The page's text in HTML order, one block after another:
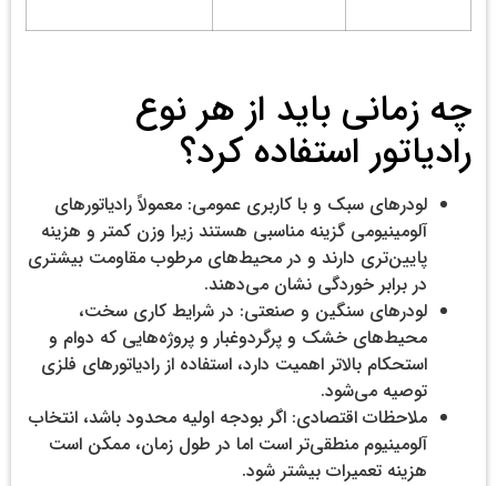
چه زمانی باید از هر نوع
رادیاتور استفاده کرد؟
لودرهای سبک و با کاربری عمومی: معمولاً رادیاتورهای
آلومینیومی گزینه مناسبی هستند زیرا وزن کمتر و هزینه
پایین‌تری دارند و در محیط‌های مرطوب مقاومت بیشتری
در برابر خوردگی نشان می‌دهند.
لودرهای سنگین و صنعتی: در شرایط کاری سخت،
محیط‌های خشک و پرگردوغبار و پروژه‌هایی که دوام و
استحکام بالاتر اهمیت دارد، استفاده از رادیاتورهای فلزی
توصیه می‌شود.
ملاحظات اقتصادی: اگر بودجه اولیه محدود باشد، انتخاب
آلومینیوم منطقی‌تر است اما در طول زمان، ممکن است
هزینه تعمیرات بیشتر شود.